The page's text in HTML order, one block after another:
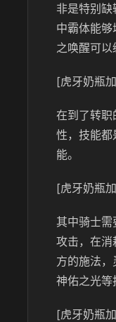
非是特别
中霸体能
之唤醒可以
[虎牙奶瓶
在到了转职
性，技能都
能。
[虎牙奶瓶
其中骑士
攻击，在消
方的施法，
神佑之光等
[虎牙奶瓶